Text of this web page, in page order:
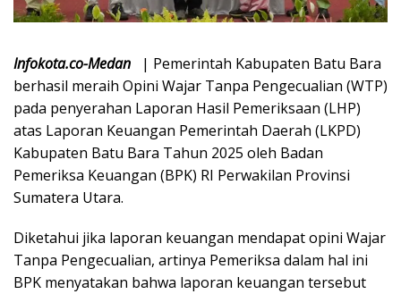
Infokota.co-Medan | Pemerintah Kabupaten Batu Bara
berhasil meraih Opini Wajar Tanpa Pengecualian (WTP)
pada penyerahan Laporan Hasil Pemeriksaan (LHP)
atas Laporan Keuangan Pemerintah Daerah (LKPD)
Kabupaten Batu Bara Tahun 2025 oleh Badan
Pemeriksa Keuangan (BPK) RI Perwakilan Provinsi
Sumatera Utara.
Diketahui jika laporan keuangan mendapat opini Wajar
Tanpa Pengecualian, artinya Pemeriksa dalam hal ini
BPK menyatakan bahwa laporan keuangan tersebut